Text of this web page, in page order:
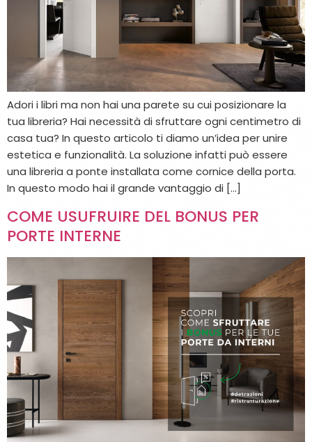
Adori i libri ma non hai una parete su cui posizionare la
tua libreria? Hai necessità di sfruttare ogni centimetro di
casa tua? In questo articolo ti diamo un’idea per unire
estetica e funzionalità. La soluzione infatti può essere
una libreria a ponte installata come cornice della porta.
In questo modo hai il grande vantaggio di […]
COME USUFRUIRE DEL BONUS PER
PORTE INTERNE